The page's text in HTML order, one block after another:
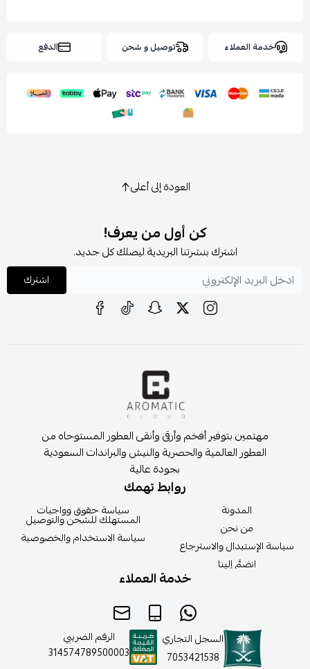
خدمة العملاء توصيل و شحن الدفع
العودة إلى أعلى
كن أول من يعرف!
اشترك بنشرتنا البريدية ليصلك كل جديد.
اشترك
مهتمين بتوفير أفخم وأرقى وأنقى العطور المستوحاه من
العطور العالمية والحصرية والنيش والبراندات السعودية
بجودة عالية
روابط تهمك
المدونة
من نحن
سياسة الإستبدال والاسترجاع
انضمَّ إلينا
سياسة حقوق وواجبات
المستهلك للشحن والتوصيل
سياسة الاستخدام والخصوصية
خدمة العملاء
السجل التجاري
7053421538
الرقم الضريبي
314574789500003